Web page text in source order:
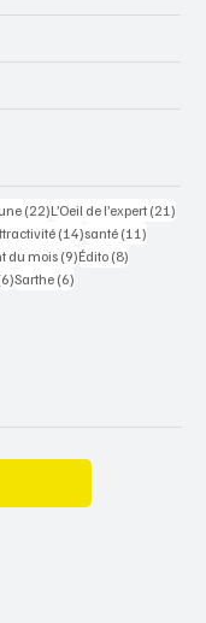
(22)22 posts
L’Oeil de l’expert (21)
posts (14)14 posts
santé (11)
du mois(9)9 posts
Édito (8)
6 posts
Sarthe (6)